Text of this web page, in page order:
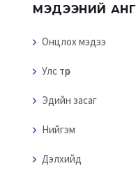
МЭДЭЭНИЙ
Онцлох мэдээ
Улс төр
Эдийн засаг
Нийгэм
Дэлхийд